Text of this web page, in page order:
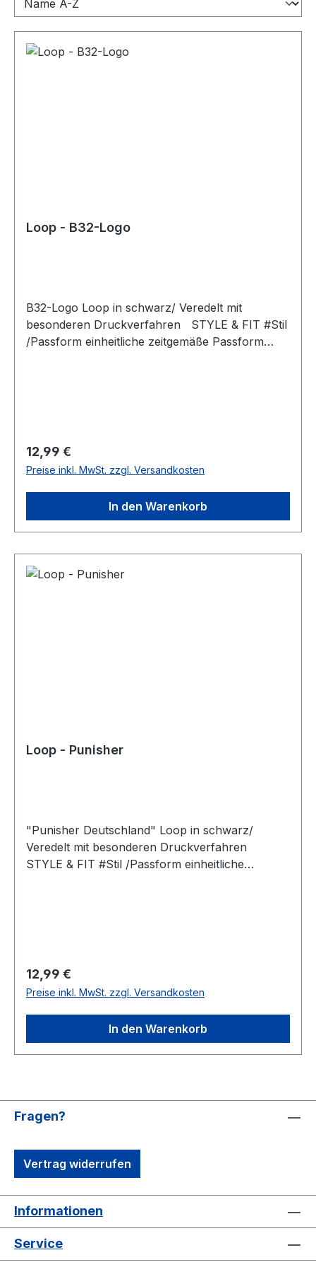
Loop - B32-Logo
B32-Logo Loop in schwarz/ Veredelt mit
besonderen Druckverfahren STYLE & FIT #Stil
/Passform einheitliche zeitgemäße Passform
Regulärer Preis:
12,99 €
Preise inkl. MwSt. zzgl. Versandkosten
In den Warenkorb
Loop - Punisher
"Punisher Deutschland" Loop in schwarz/
Veredelt mit besonderen Druckverfahren
STYLE & FIT #Stil /Passform einheitliche
Regulärer Preis:
12,99 €
Preise inkl. MwSt. zzgl. Versandkosten
In den Warenkorb
Fragen?
Vertrag widerrufen
Informationen
Service